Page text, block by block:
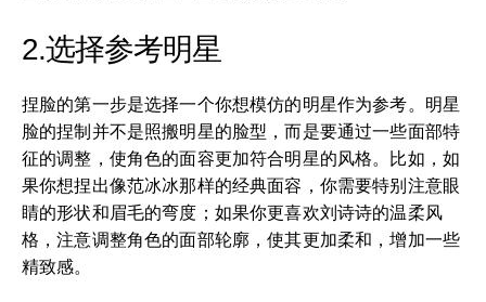
2.选择参考明星
捏脸的第一步是选择一个你想模仿的明星作为参考。明星
脸的捏制并不是照搬明星的脸型，而是要通过一些面部特
征的调整，使角色的面容更加符合明星的风格。比如，如
果你想捏出像范冰冰那样的经典面容，你需要特别注意眼
睛的形状和眉毛的弯度；如果你更喜欢刘诗诗的温柔风
格，注意调整角色的面部轮廓，使其更加柔和，增加一些
精致感。